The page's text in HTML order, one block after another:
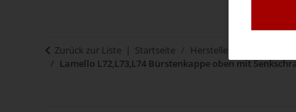
Zurück zur Liste Startseite Hersteller
Lamello L72,L73,L74 Bürstenkappe oben mit